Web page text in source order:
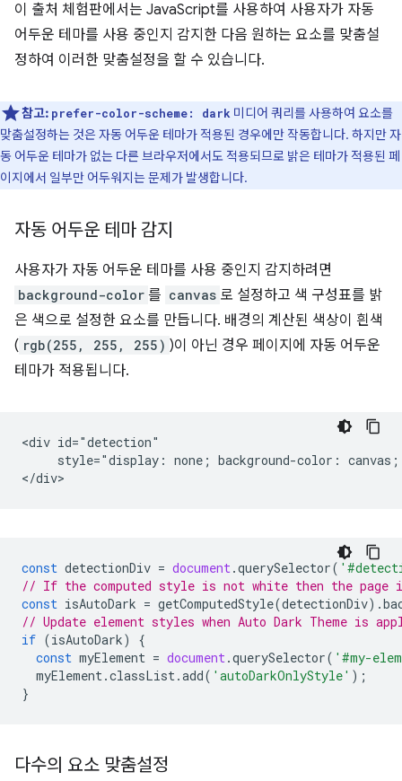
이 출처 체험판에서는 JavaScript를 사용하여 사용자가 자동
어두운 테마를 사용 중인지 감지한 다음 원하는 요소를 맞춤설
정하여 이러한 맞춤설정을 할 수 있습니다.
참고: prefer-color-scheme: dark 미디어 쿼리를 사용하여 요소를
맞춤설정하는 것은 자동 어두운 테마가 적용된 경우에만 작동합니다. 하지만 자
동 어두운 테마가 없는 다른 브라우저에서도 적용되므로 밝은 테마가 적용된 페
이지에서 일부만 어두워지는 문제가 발생합니다.
자동 어두운 테마 감지
사용자가 자동 어두운 테마를 사용 중인지 감지하려면
background-color 를 canvas 로 설정하고 색 구성표를 밝
은 색으로 설정한 요소를 만듭니다. 배경의 계산된 색상이 흰색
( rgb(255, 255, 255) )이 아닌 경우 페이지에 자동 어두운
테마가 적용됩니다.
<div id="detection"
style="display: none; background-color:
const detectionDiv = document.querySelector(
// If the computed style is not white then the page
const isAutoDark = getComputedStyle(detectionDiv).
// Update element styles when Auto Dark Theme is
if (isAutoDark)
{
const myElement = document.querySelector( '#my-
myElement.classList.add( 'autoDarkOnlyStyle' );
}
다수의 요소 맞춤설정